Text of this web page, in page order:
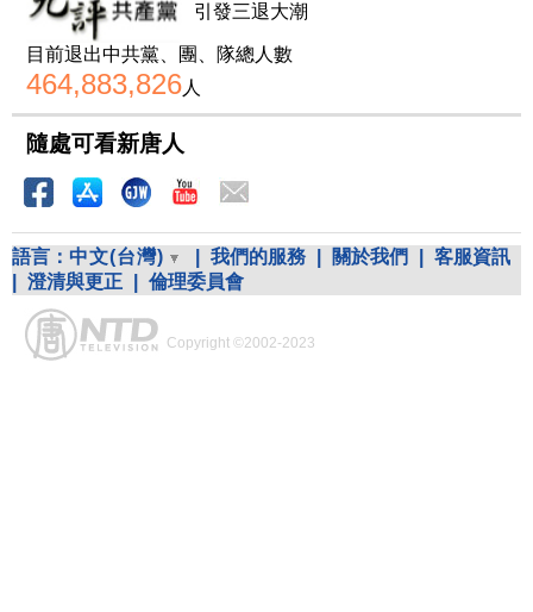
引發三退大潮
目前退出中共黨、團、隊總人數
464,883,826人
隨處可看新唐人
語言： 中文(台灣) 我們的服務 關於我們
客服資訊
澄清與更正 倫理委員會
Copyright ©2002-2023